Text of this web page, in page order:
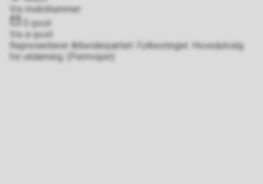
Vis mobilnummer
E-post
Vis e-post
Representerer Arbeiderpartiet. Fylkestinget. Hovedutvalg
for utdanning. (Permisjon)